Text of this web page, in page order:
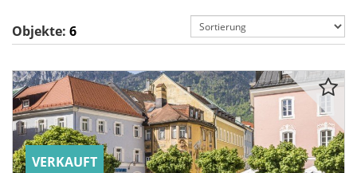
Objekte: 6
VERKAUFT